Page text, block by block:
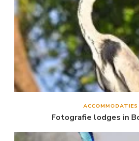
ACCOMMODATIES
Fotografie lodges in